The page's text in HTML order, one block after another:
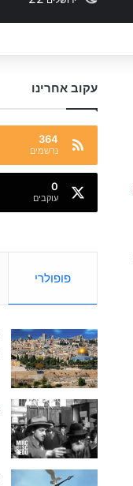
עקוב אחרינו
364
נרשמים
0
עוקבים
פופולרי